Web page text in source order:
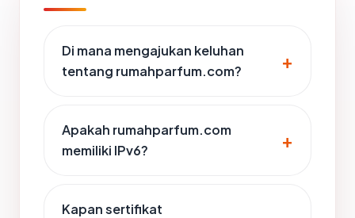
Di mana mengajukan keluhan
tentang rumahparfum.com?
Apakah rumahparfum.com
memiliki IPv6?
Kapan sertifikat